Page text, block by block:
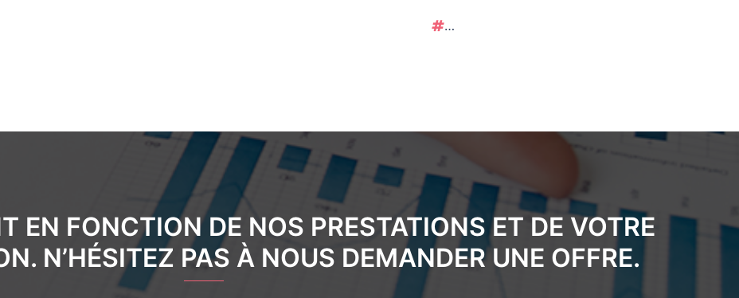
…
EN FONCTION DE NOS PRESTATIONS ET DE VOTRE
N’HÉSITEZ PAS À NOUS DEMANDER UNE OFFRE.